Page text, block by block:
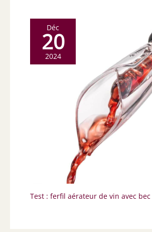
Déc
20
2024
Test : ferfil aérateur de vin avec